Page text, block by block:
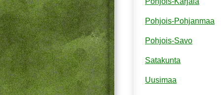
Pohjois-Pohjanmaa
Pohjois-Savo
Satakunta
Uusimaa